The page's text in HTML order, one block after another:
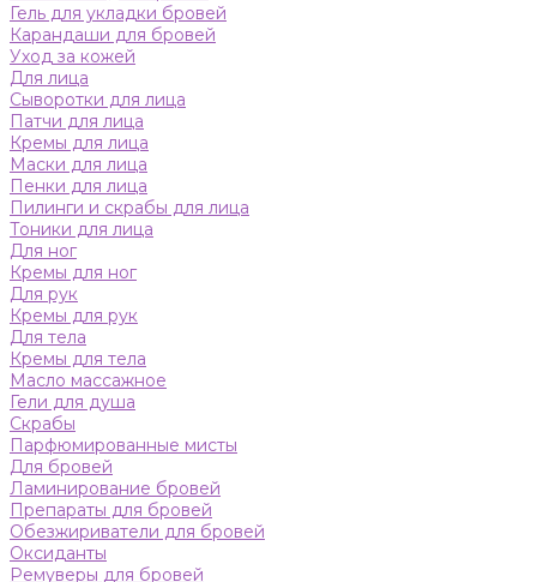
Гель для укладки бровей
Карандаши для бровей
Уход за кожей
Для лица
Сыворотки для лица
Патчи для лица
Кремы для лица
Маски для лица
Пенки для лица
Пилинги и скрабы для лица
Тоники для лица
Для ног
Кремы для ног
Для рук
Кремы для рук
Для тела
Кремы для тела
Масло массажное
Гели для душа
Скрабы
Парфюмированные мисты
Для бровей
Ламинирование бровей
Препараты для бровей
Обезжириватели для бровей
Оксиданты
Ремуверы для бровей